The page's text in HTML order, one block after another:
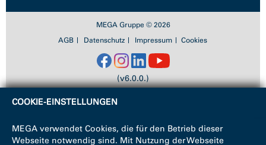
MEGA Gruppe © 2026
AGB
Datenschutz Impressum Cookies
(v6.0.0.)
COOKIE-EINSTELLUNGEN
MEGA verwendet Cookies, die für den Betrieb dieser
Webseite notwendig sind. Mit Nutzung der Webseite